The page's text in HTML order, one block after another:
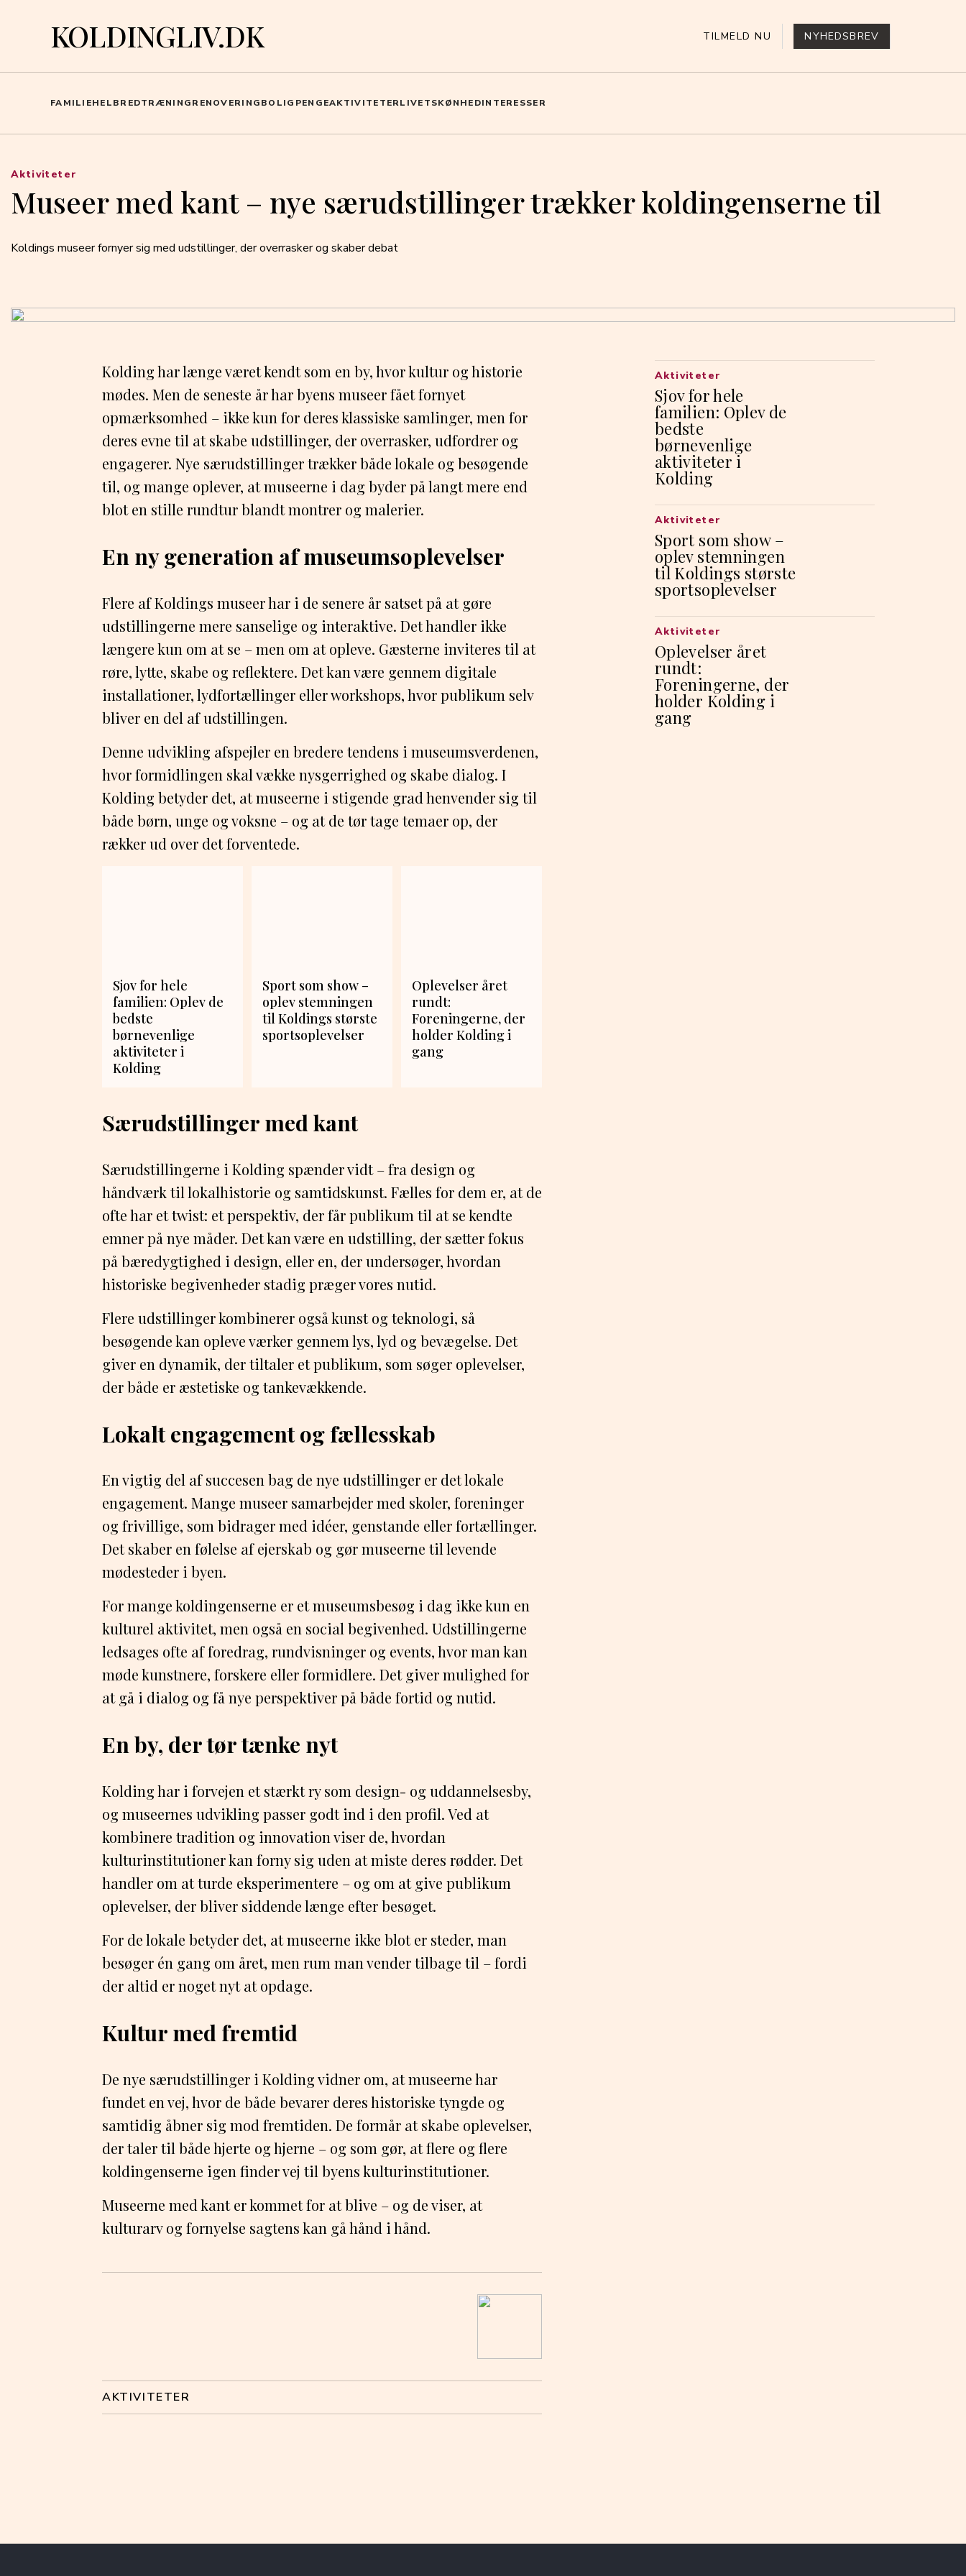
KOLDINGLIV.DK TILMELD NU NYHEDSBREV
FAMILIEHELBREDTRÆNINGRENOVERINGBOLIG PENGEAKTIVITETERLIVETSKØNHEDINTERESSER
Museer med kant – nye særudstillinger trækker koldingenserne til
Koldings museer fornyer sig med udstillinger, der overrasker og skaber debat
Aktiviteter
Kolding har længe været kendt som en by, hvor kultur og historie
mødes. Men de seneste år har byens museer fået fornyet
opmærksomhed – ikke kun for deres klassiske samlinger, men for
deres evne til at skabe udstillinger, der overrasker, udfordrer og
engagerer. Nye særudstillinger trækker både lokale og besøgende
til, og mange oplever, at museerne i dag byder på langt mere end
blot en stille rundtur blandt montrer og malerier.
En ny generation af museumsoplevelser
Flere af Koldings museer har i de senere år satset på at gøre
udstillingerne mere sanselige og interaktive. Det handler ikke
længere kun om at se – men om at opleve. Gæsterne inviteres til at
røre, lytte, skabe og reflektere. Det kan være gennem digitale
installationer, lydfortællinger eller workshops, hvor publikum selv
bliver en del af udstillingen.
Denne udvikling afspejler en bredere tendens i museumsverdenen,
hvor formidlingen skal vække nysgerrighed og skabe dialog. I
Kolding betyder det, at museerne i stigende grad henvender sig til
både børn, unge og voksne – og at de tør tage temaer op, der
rækker ud over det forventede.
Sjov for hele
familien: Oplev de
bedste
børnevenlige
aktiviteter i
Kolding
Sport som show –
oplev stemningen
til Koldings største
sportsoplevelser
Oplevelser året
rundt:
Foreningerne, der
holder Kolding i
gang
Særudstillinger med kant
Særudstillingerne i Kolding spænder vidt – fra design og
håndværk til lokalhistorie og samtidskunst. Fælles for dem er, at de
ofte har et twist: et perspektiv, der får publikum til at se kendte
emner på nye måder. Det kan være en udstilling, der sætter fokus
på bæredygtighed i design, eller en, der undersøger, hvordan
historiske begivenheder stadig præger vores nutid.
Flere udstillinger kombinerer også kunst og teknologi, så
besøgende kan opleve værker gennem lys, lyd og bevægelse. Det
giver en dynamik, der tiltaler et publikum, som søger oplevelser,
der både er æstetiske og tankevækkende.
Lokalt engagement og fællesskab
En vigtig del af succesen bag de nye udstillinger er det lokale
engagement. Mange museer samarbejder med skoler, foreninger
og frivillige, som bidrager med idéer, genstande eller fortællinger.
Det skaber en følelse af ejerskab og gør museerne til levende
mødesteder i byen.
For mange koldingenserne er et museumsbesøg i dag ikke kun en
kulturel aktivitet, men også en social begivenhed. Udstillingerne
ledsages ofte af foredrag, rundvisninger og events, hvor man kan
møde kunstnere, forskere eller formidlere. Det giver mulighed for
at gå i dialog og få nye perspektiver på både fortid og nutid.
En by, der tør tænke nyt
Kolding har i forvejen et stærkt ry som design- og uddannelsesby,
og museernes udvikling passer godt ind i den profil. Ved at
kombinere tradition og innovation viser de, hvordan
kulturinstitutioner kan forny sig uden at miste deres rødder. Det
handler om at turde eksperimentere – og om at give publikum
oplevelser, der bliver siddende længe efter besøget.
For de lokale betyder det, at museerne ikke blot er steder, man
besøger én gang om året, men rum man vender tilbage til – fordi
der altid er noget nyt at opdage.
Kultur med fremtid
De nye særudstillinger i Kolding vidner om, at museerne har
fundet en vej, hvor de både bevarer deres historiske tyngde og
samtidig åbner sig mod fremtiden. De formår at skabe oplevelser,
der taler til både hjerte og hjerne – og som gør, at flere og flere
koldingenserne igen finder vej til byens kulturinstitutioner.
Museerne med kant er kommet for at blive – og de viser, at
kulturarv og fornyelse sagtens kan gå hånd i hånd.
AKTIVITETER
Sjov for hele
familien: Oplev de
bedste
børnevenlige
aktiviteter i
Kolding
Aktiviteter
Sport som show –
oplev stemningen
til Koldings største
sportsoplevelser
Aktiviteter
Oplevelser året
rundt:
Foreningerne, der
holder Kolding i
gang
Aktiviteter